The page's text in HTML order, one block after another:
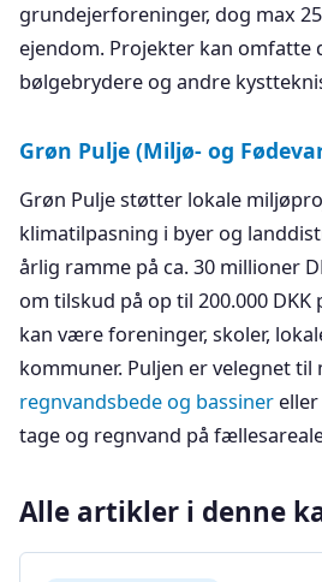
grundejerforeninger, dog max
ejendom. Projekter kan omfatte
bølgebrydere og andre
Grøn Pulje (Miljø- og
Grøn Pulje støtter lokale
klimatilpasning i byer og
årlig ramme på ca. 30 millioner
om tilskud på op til 200.000 DKK
kan være foreninger, skoler,
kommuner. Puljen er velegnet
regnvandsbede og bassiner
tage og regnvand på
Alle artikler i denne